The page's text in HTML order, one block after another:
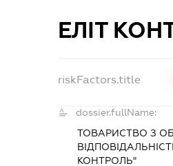
ЕЛІТ
riskFactors.title
dossier.fullName:
ТОВАРИСТВО З
КОНТРОЛЬ"